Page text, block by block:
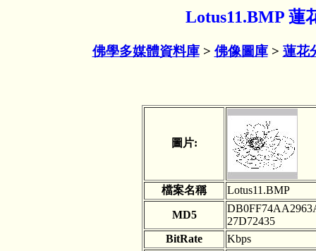
Lotus11.BMP 蓮
佛學多媒體資料庫> 佛像圖庫> 蓮花
圖片:
檔案名稱 Lotus11.BMP
MD5
27D72435
BitRate
Kbps